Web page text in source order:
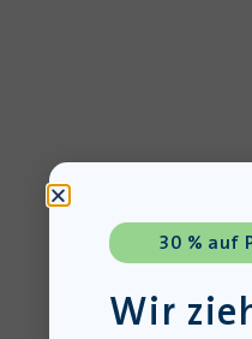
30 % auf
Wir